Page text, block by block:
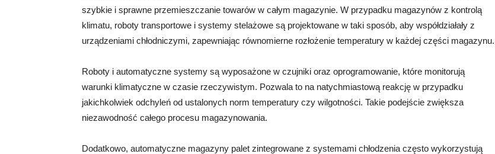
szybkie i sprawne przemieszczanie towarów w całym magazynie. W przypadku magazynów z kontrolą
klimatu, roboty transportowe i systemy stelażowe są projektowane w taki sposób, aby współdziałały z
urządzeniami chłodniczymi, zapewniając równomierne rozłożenie temperatury w każdej części magazynu.
Roboty i automatyczne systemy są wyposażone w czujniki oraz oprogramowanie, które monitorują
warunki klimatyczne w czasie rzeczywistym. Pozwala to na natychmiastową reakcję w przypadku
jakichkolwiek odchyleń od ustalonych norm temperatury czy wilgotności. Takie podejście zwiększa
niezawodność całego procesu magazynowania.
Dodatkowo, automatyczne magazyny palet zintegrowane z systemami chłodzenia często wykorzystują